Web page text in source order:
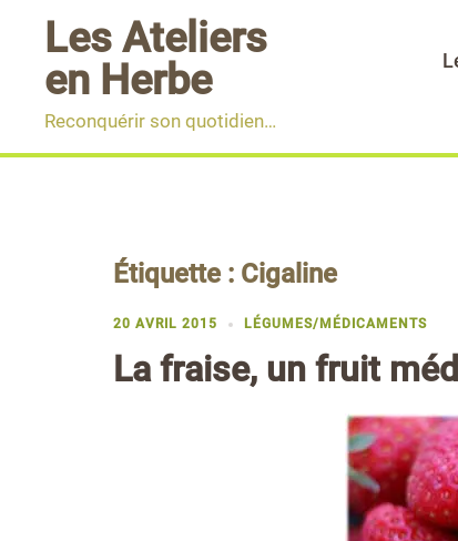
contenu
Les Ateliers
en Herbe
Reconquérir son quotidien…
Étiquette : Cigaline
20 AVRIL 2015 LÉGUMES/MÉDICAMENTS
La fraise, un fruit